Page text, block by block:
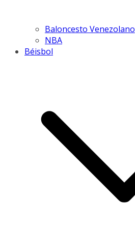
Baloncesto Venezolano
NBA
Béisbol